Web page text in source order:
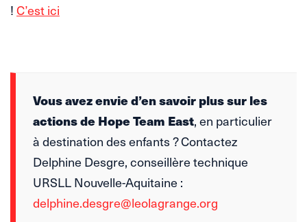
!C’est ici
Vous avez envie d’en savoir plus sur les
actions de Hope Team East, en particulier
à destination des enfants ? Contactez
Delphine Desgre, conseillère technique
URSLL Nouvelle-Aquitaine :
delphine.desgre@leolagrange.org